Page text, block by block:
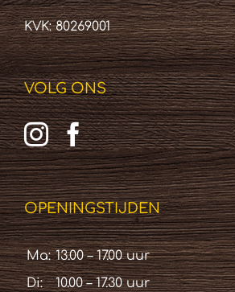
KVK: 80269001
VOLG ONS
OPENINGSTIJDEN
Ma: 13.00 – 17.00 uur
Di:
10.00 – 17.30 uur